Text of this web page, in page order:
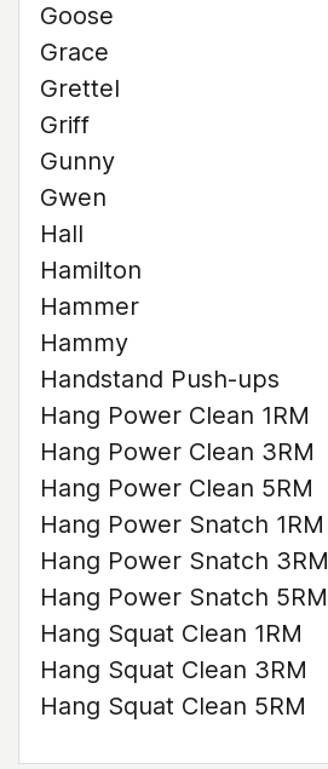
Goose
Grace
Grettel
Griff
Gunny
Gwen
Hall
Hamilton
Hammer
Hammy
Handstand Push-ups
Hang Power Clean 1RM
Hang Power Clean 3RM
Hang Power Clean 5RM
Hang Power Snatch 1RM
Hang Power Snatch 3RM
Hang Power Snatch 5RM
Hang Squat Clean 1RM
Hang Squat Clean 3RM
Hang Squat Clean 5RM